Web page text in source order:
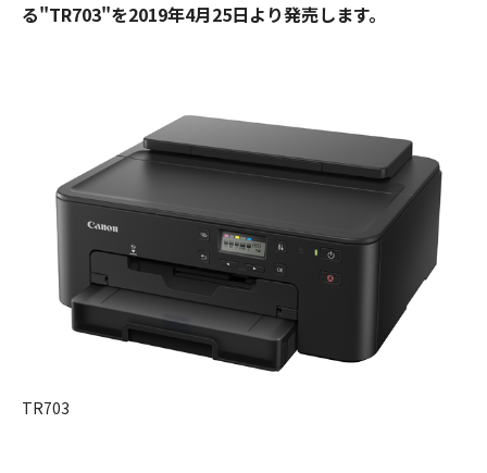
る"TR703"を2019年4月25日より発売します。
TR703